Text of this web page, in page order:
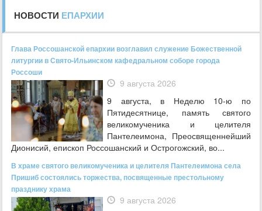
НОВОСТИ ЕПАРХИИ
Глава Россошанской епархии возглавил служение Божественной
литургии в Свято-Ильинском кафедральном соборе города
Россоши
9 августа 2026
9 августа, в Неделю 10-ю по
Пятидесятнице, память святого
великомученика и целителя
Пантелеимона, Преосвященнейший
Дионисий, епископ Россошанский и Острогожский, во...
В храме святого великомученика и целителя Пантелеимона села
Пришиб состоялись торжества, посвященные престольному
празднику храма
9 августа 2026